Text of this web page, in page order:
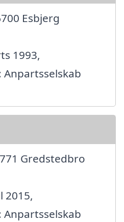
Esbjerg
1993,
Gredstedbro
2015,